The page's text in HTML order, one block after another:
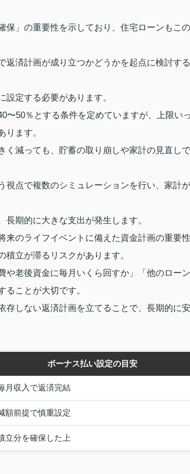
保」の重要性を示しており、住宅ローンもこの
返済計画が成り立つかどうかを起点に検討する
定する必要があります。
〜50％とする条件を定めていますが、上限い
ます。
く減っても、貯蓄の取り崩しや家計の見直しで
視点で複数のシミュレーションを行い、家計が
期的に大きな支出が発生します。
来のライフイベントに備えた資金計画の重要性
立が滞るリスクがあります。
や老後資金に毎月いくら回すか」「他のローン
ことが大切です。
存しない返済計画を立てることで、長期的に安
ボーナス払い設定の目安
月収入で返済完結
額前提で慎重設定
立分を確保した上